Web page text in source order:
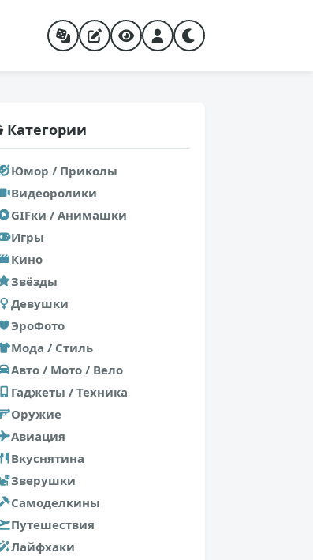
Категории
Юмор / Приколы
Видеоролики
GIFки / Анимашки
Игры
Кино
Звёзды
Девушки
ЭроФото
Мода / Стиль
Авто / Мото / Вело
Гаджеты / Техника
Оружие
Авиация
Вкуснятина
Зверушки
Самоделкины
Путешествия
Лайфхаки